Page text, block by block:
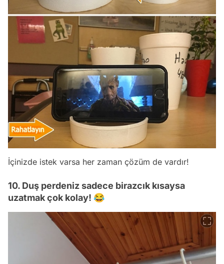
İçinizde istek varsa her zaman çözüm de vardır!
10. Duş perdeniz sadece birazcık kısaysa
uzatmak çok kolay! 😂